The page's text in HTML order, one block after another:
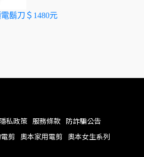
鬍刀＄1480元
隱私政策 服務條款 防詐騙公告
剪 奧本家用電剪 奧本女生系列